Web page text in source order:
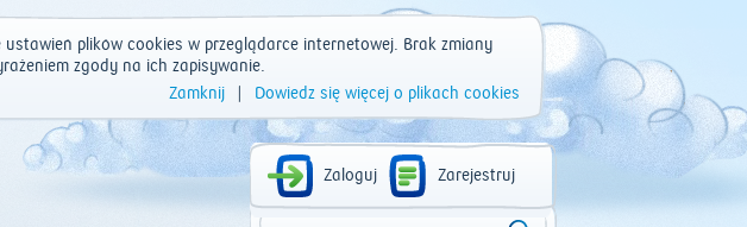
plików cookies w przeglądarce internetowej. Brak zmiany
zgody na ich zapisywanie.
Zamknij
Dowiedz się więcej o plikach cookies
Zaloguj Zarejestruj